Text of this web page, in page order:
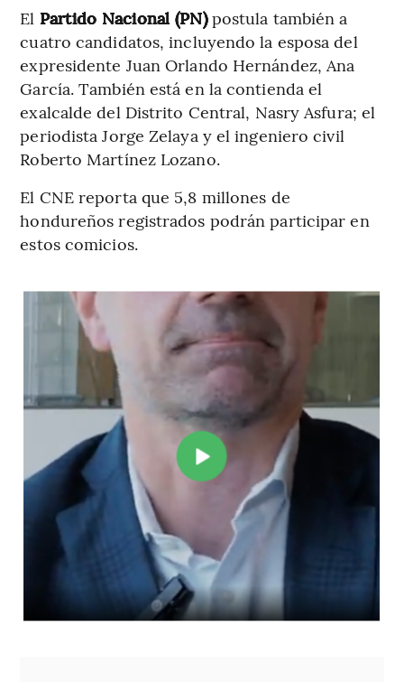
El Partido Nacional (PN)postula también a
cuatro candidatos, incluyendo la esposa del
expresidente Juan Orlando Hernández, Ana
García. También está en la contienda el
exalcalde del Distrito Central, Nasry Asfura; el
periodista Jorge Zelaya y el ingeniero civil
Roberto Martínez Lozano.
El CNE reporta que 5,8 millones de
hondureños registrados podrán participar en
estos comicios.